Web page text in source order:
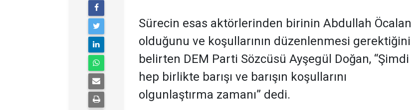
Sürecin esas aktörlerinden birinin Abdullah Öcalan
olduğunu ve koşullarının düzenlenmesi gerektiğini
belirten DEM Parti Sözcüsü Ayşegül Doğan, “Şimdi
hep birlikte barışı ve barışın koşullarını
olgunlaştırma zamanı” dedi.